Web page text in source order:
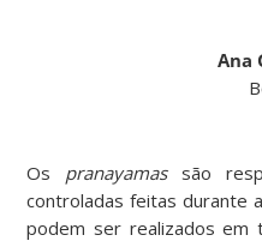
Ana
Os pranayamassão
controladas feitas durante
podem ser realizados em